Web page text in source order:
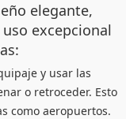
elegante,
excepcional
y usar las
o retroceder. Esto
como aeropuertos.